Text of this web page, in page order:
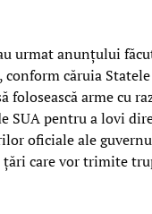
urmat anunțului
conform căruia
folosească arme cu
SUA pentru a lovi
oficiale ale
țări care vor trimite